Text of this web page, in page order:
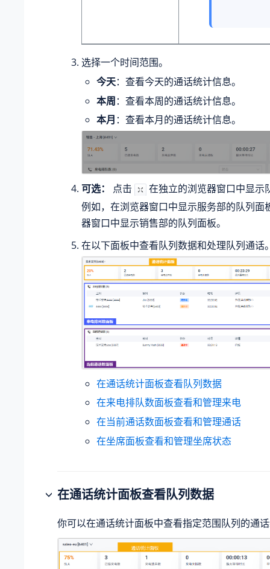
选择一个时间范围。
今天：查看今天的通话统计信息。
本周：查看本周的通话统计信息。
本月 ：查看本月的通话统计信息。
可选： 点击
在独立的浏览器窗口中显示
例如，在浏览器窗口中显示服务部的队列面
器窗口中显示销售部的队列面板。
在以下面板中查看队列数据和处理队列通话
在通话统计面板查看队列数据
在来电排队数面板查看和管理来电
在当前通话数面板查看和管理通话
在坐席面板查看和管理坐席状态
在通话统计面板查看队列数据
你可以在通话统计面板中查看指定范围队列的通